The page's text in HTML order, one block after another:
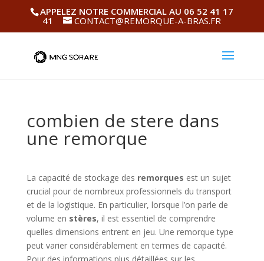
APPELEZ NOTRE COMMERCIAL AU 06 52 41 17
41
CONTACT@REMORQUE-A-BRAS.FR
combien de stere dans
une remorque
La capacité de stockage des remorques est un sujet
crucial pour de nombreux professionnels du transport
et de la logistique. En particulier, lorsque l’on parle de
volume en stères, il est essentiel de comprendre
quelles dimensions entrent en jeu. Une remorque type
peut varier considérablement en termes de capacité.